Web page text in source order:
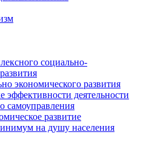
социально-
экономического развития
эффективности деятельности
самоуправления
развитие
на душу населения